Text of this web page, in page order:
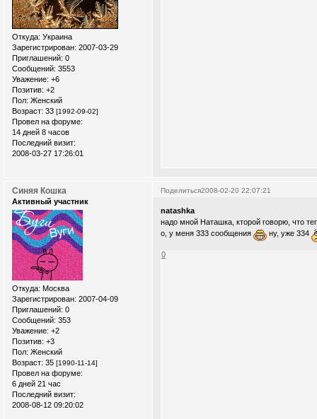
Откуда: Украина
Зарегистрирован: 2007-03-29
Приглашений: 0
Сообщений: 3553
Уважение: +6
Позитив: +2
Пол: Женский
Возраст: 33 [1992-09-02]
Провел на форуме:
14 дней 8 часов
Последний визит:
2008-03-27 17:26:01
Поделиться2008-02-20 22:07:21
Синяя Кошка
Активный участник
Откуда: Москва
Зарегистрирован: 2007-04-09
Приглашений: 0
Сообщений: 353
Уважение: +2
Позитив: +3
Пол: Женский
Возраст: 35 [1990-11-14]
Провел на форуме:
6 дней 21 час
Последний визит:
2008-08-12 09:20:02
natashka
надо мной Наташка, кторой говорю, что
о, у меня 333 сообщения
ну, уже 334
0